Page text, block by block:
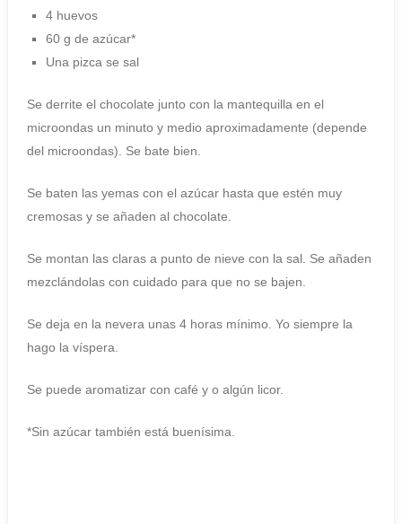
4 huevos
60 g de azúcar*
Una pizca se sal
Se derrite el chocolate junto con la mantequilla en el
microondas un minuto y medio aproximadamente (depende
del microondas). Se bate bien.
Se baten las yemas con el azúcar hasta que estén muy
cremosas y se añaden al chocolate.
Se montan las claras a punto de nieve con la sal. Se añaden
mezclándolas con cuidado para que no se bajen.
Se deja en la nevera unas 4 horas mínimo. Yo siempre la
hago la víspera.
Se puede aromatizar con café y o algún licor.
*Sin azúcar también está buenísima.